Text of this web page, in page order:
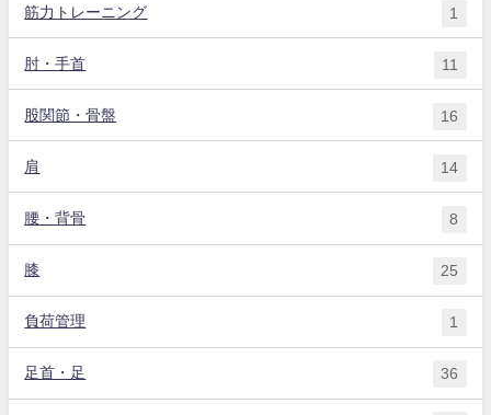
筋力トレーニング 1
肘・手首 11
股関節・骨盤 16
肩 14
腰・背骨 8
膝 25
負荷管理 1
足首・足 36